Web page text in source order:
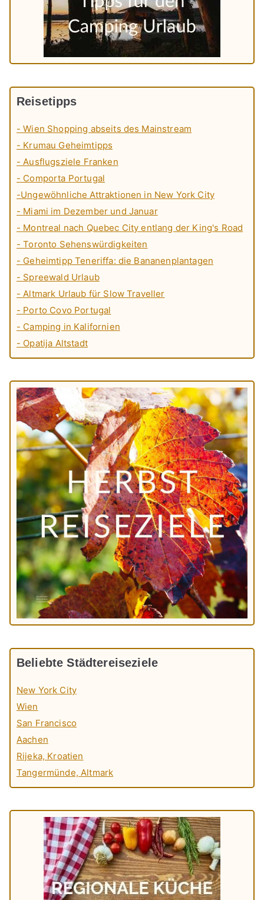
Reisetipps
- Wien Shopping abseits des Mainstream
- Krumau Geheimtipps
- Ausflugsziele Franken
- Comporta Portugal
-Ungewöhnliche Attraktionen in New York City
- Miami im Dezember und Januar
- Montreal nach Quebec City entlang der King's Road
- Toronto Sehenswürdigkeiten
- Geheimtipp Teneriffa: die Bananenplantagen
- Spreewald Urlaub
- Altmark Urlaub für Slow Traveller
- Porto Covo Portugal
- Camping in Kalifornien
- Opatija Altstadt
Beliebte Städtereiseziele
New York City
Wien
San Francisco
Aachen
Rijeka, Kroatien
Tangermünde, Altmark